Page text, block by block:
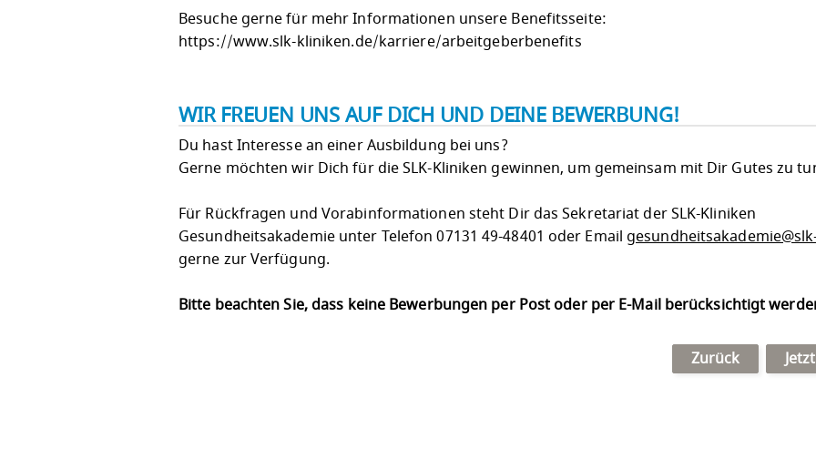
Besuche gerne für mehr Informationen unsere Benefitsseite:
https://www.slk-kliniken.de/karriere/arbeitgeberbenefits
WIR FREUEN UNS AUF DICH UND DEINE BEWERBUNG!
Du hast Interesse an einer Ausbildung bei uns?
Gerne möchten wir Dich für die SLK-Kliniken gewinnen, um gemeinsam mit Dir Gutes zu
Für Rückfragen und Vorabinformationen steht Dir das Sekretariat der SLK-Kliniken
Gesundheitsakademie unter Telefon 07131 49-48401 oder Email
gerne zur Verfügung.
Bitte beachten Sie, dass keine Bewerbungen per Post oder per E-Mail berücksichtigt
Zurück